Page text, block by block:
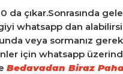
da çıkar.Sonrasında
whatsapp dan
veya sormanız
için whatsapp
Bedavadan Biraz